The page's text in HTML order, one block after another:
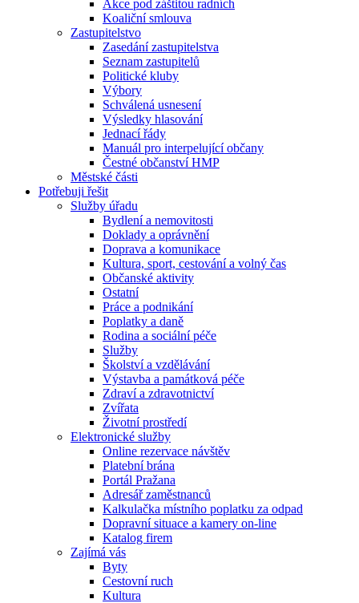
Akce pod záštitou radních
Koaliční smlouva
Zastupitelstvo
Zasedání zastupitelstva
Seznam zastupitelů
Politické kluby
Výbory
Schválená usnesení
Výsledky hlasování
Jednací řády
Manuál pro interpelující občany
Čestné občanství HMP
Městské části
Potřebuji řešit
Služby úřadu
Bydlení a nemovitosti
Doklady a oprávnění
Doprava a komunikace
Kultura, sport, cestování a volný čas
Občanské aktivity
Ostatní
Práce a podnikání
Poplatky a daně
Rodina a sociální péče
Služby
Školství a vzdělávání
Výstavba a památková péče
Zdraví a zdravotnictví
Zvířata
Životní prostředí
Elektronické služby
Online rezervace návštěv
Platební brána
Portál Pražana
Adresář zaměstnanců
Kalkulačka místního poplatku za odpad
Dopravní situace a kamery on-line
Katalog firem
Zajímá vás
Byty
Cestovní ruch
Kultura